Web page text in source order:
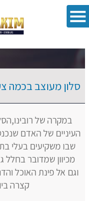
סלון מעוצב בכמה
במקרה של
העיניים של האדם
שבו משקיעים בעלי
מכיוון שמדובר
וגם אל פינת האוכל
קצרה